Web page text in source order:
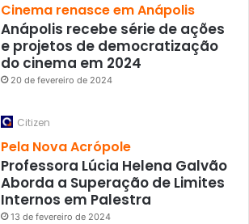
Cinema renasce em Anápolis
Anápolis recebe série de ações
e projetos de democratização
do cinema em 2024
20 de fevereiro de 2024
Citizen
Pela Nova Acrópole
Professora Lúcia Helena Galvão
Aborda a Superação de Limites
Internos em Palestra
13 de fevereiro de 2024